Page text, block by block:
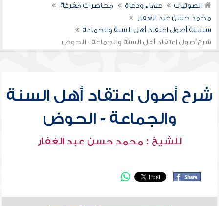
الصوتيات علماء ودعاة
محاضرات مفرغة
محمد حسن عبد الغفار
سلسلة أصول اعتقاد أهل السنة والجماعة
شرح أصول اعتقاد أهل السنة والجماعة - الحوض
شرح أصول اعتقاد أهل السنة
والجماعة - الحوض
للشيخ : محمد حسن عبد الغفار